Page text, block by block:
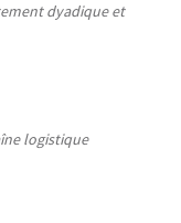
dyadique et
logistique